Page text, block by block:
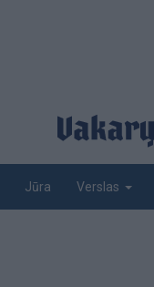
Jūra Verslas